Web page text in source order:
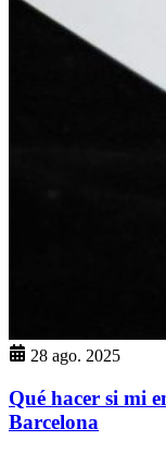
28 ago. 2025
Qué hacer si mi
Barcelona